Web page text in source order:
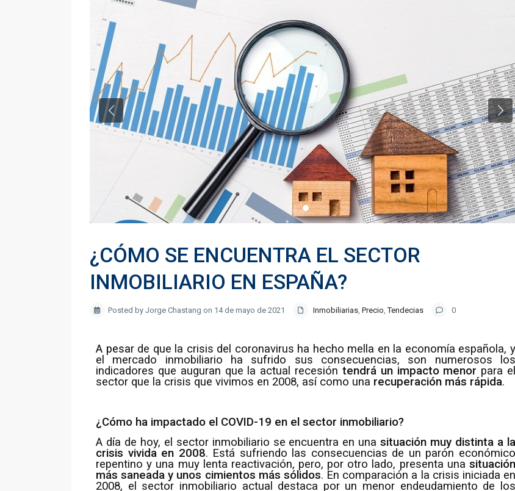
¿CÓMO SE ENCUENTRA EL SECTOR
INMOBILIARIO EN ESPAÑA?
Posted by Jorge Chastang on 14 de mayo de 2021 Inmobiliarias Precio ,Tendecias 0
A pesar de que la crisis del coronavirus ha hecho mella en la economía española, y
el mercado inmobiliario ha sufrido sus consecuencias, son numerosos los
indicadores que auguran que la actual recesión tendrá un impacto menor para el
sector que la crisis que vivimos en 2008, así como una recuperación más rápida.
¿Cómo ha impactado el COVID-19 en el sector inmobiliario?
A día de hoy, el sector inmobiliario se encuentra en unasituación muy distinta a la
crisis vivida en 2008. Está sufriendo las consecuencias de un parón económico
repentino y una muy lenta reactivación, pero, por otro lado, presenta una situación
más saneada y unos cimientos más sólidos. En comparación a la crisis iniciada en
2008, el sector inmobiliario actual destaca por un menor endeudamiento de los